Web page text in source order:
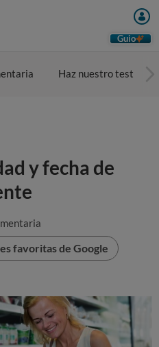
Guio
Haz nuestro test
y fecha de
favoritas de Google